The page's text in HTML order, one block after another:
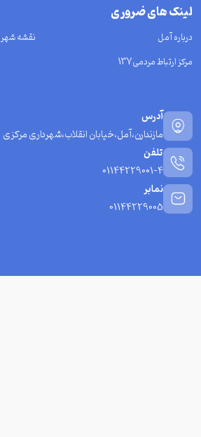
لینک های ضروری
درباره آمل
نقشه شهر
مرکز ارتباط مردمی137
آدرس
مازندارن،آمل،خیابان انقلاب،شهرداری مرکزی
تلفن
01144229001-4
نمابر
01144229005